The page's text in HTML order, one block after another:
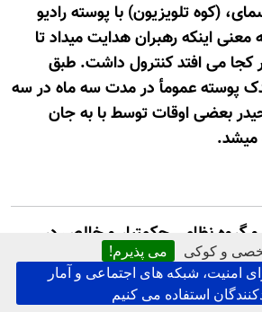
و کوکی
می پذیرم!
امنیت، شبکه های اجتماعی و آمار
استفاده می کنیم
(کوه تلویزیون) با پوسته رادیو
معنی اینکه رهبران هدایت میداد تا
کجا می افتد کنترول داشت. طبق
پوسته عمومأ در مدت سه ماه در سه
بعضی اوقات توسط با به جان
میشد.
گروه نظامی حکمتیار و خالص در
پس از آن/ آویزان کردن زندانی ها